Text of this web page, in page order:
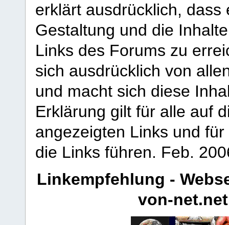
erklärt ausdrücklich,
Gestaltung und die
Links des Forums zu
sich ausdrücklich von
und macht sich diese
Erklärung gilt für alle auf
angezeigten Links und
die Links führen. Feb.
Linkempfehlung -
von-net.net